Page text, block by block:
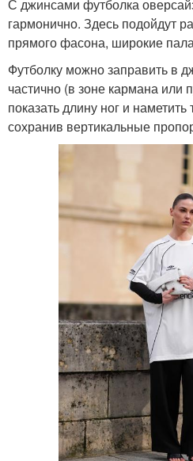
С джинсами футболка
гармонично. Здесь подойдут
прямого фасона, широкие
Футболку можно заправить в
частично (в зоне кармана или
показать длину ног и
сохранив вертикальные